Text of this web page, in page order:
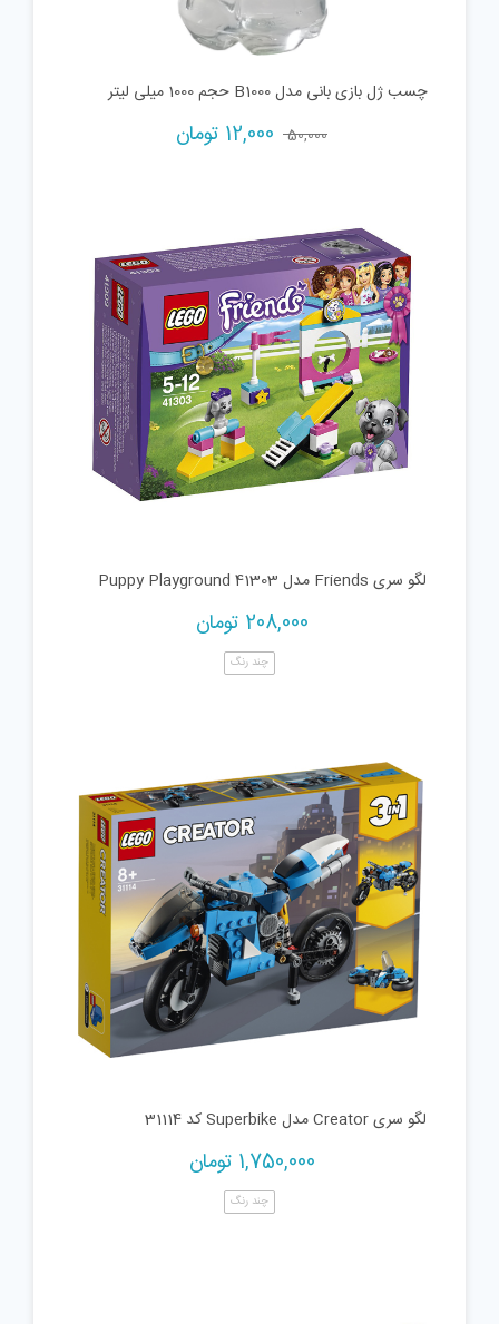
چسب ژل بازی بانی مدل B1000 حجم 1000 میلی لیتر
50,000
Original
12,000 تومان
لگو سری Friends مدل Puppy Playground 41303
208,000 تومان
چند رنگ
لگو سری Creator مدل Superbike کد 31114
1,750,000 تومان
چند رنگ